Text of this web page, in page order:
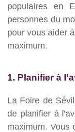
populaires en
personnes du
pour vous aider
maximum.
1. Planifier à
La Foire de
de planifier à
maximum. Vous